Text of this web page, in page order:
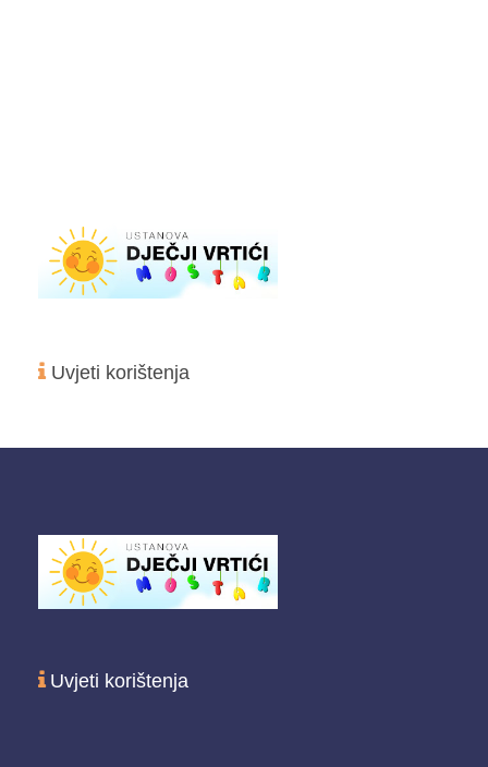
Uvjeti korištenja
Uvjeti korištenja